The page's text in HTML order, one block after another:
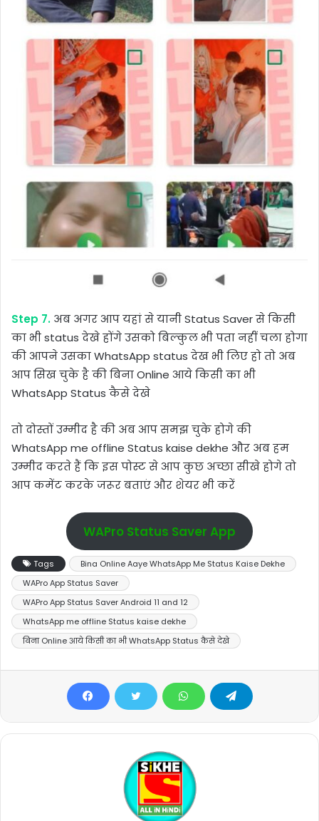
Step 7. अब अगर आप यहां से यानी Status Saver से किसी
का भी status देखे होंगे उसको बिल्कुल भी पता नहीं चला होगा
की आपने उसका WhatsApp status देख भी लिए हो तो अब
आप सिख चुके है की बिना Online आये किसी का भी
WhatsApp Status कैसे देखे
तो दोस्तों उम्मीद है की अब आप समझ चुके होगे की
WhatsApp me offline Status kaise dekhe और अब हम
उम्मीद करते हैं कि इस पोस्ट से आप कुछ अच्छा सीखे होगे तो
आप कमेंट करके जरूर बताएं और शेयर भी करें
WAPro Status Saver App
Tags
Bina Online Aaye WhatsApp Me Status Kaise Dekhe
WAPro App Status Saver
WAPro App Status Saver Android 11 and 12
WhatsApp me offline Status kaise dekhe
बिना Online आये किसी का भी WhatsApp Status कैसे देखे